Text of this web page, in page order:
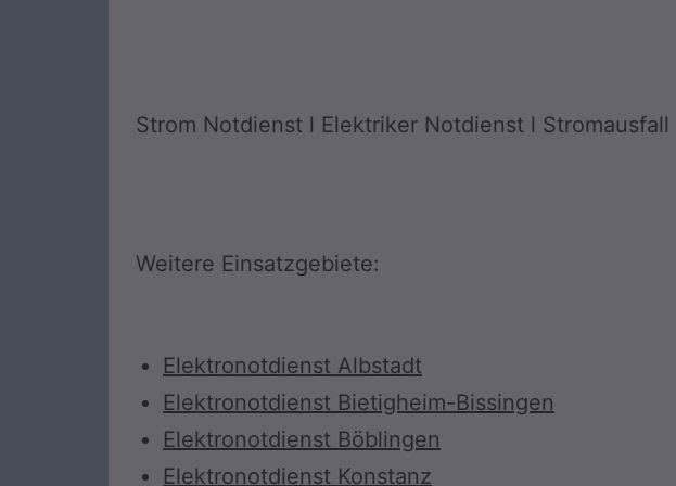
Strom Notdienst l Elektriker Notdienst l
Weitere Einsatzgebiete:
Elektronotdienst Albstadt
Elektronotdienst Bietigheim-Bissingen
Elektronotdienst Böblingen
Elektronotdienst Konstanz